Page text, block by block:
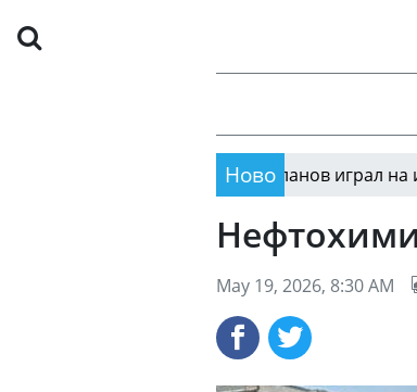
Ново
Георги Миланов играл на
May 19, 2026, 8:30 AM